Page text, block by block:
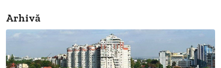
Arhivă